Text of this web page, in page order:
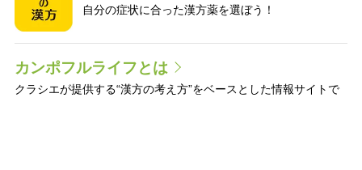
自分の症状に合った漢方薬を選ぼう！
カンポフルライフとは
クラシエが提供する“漢方の考え方”をベースとした情報サイトで